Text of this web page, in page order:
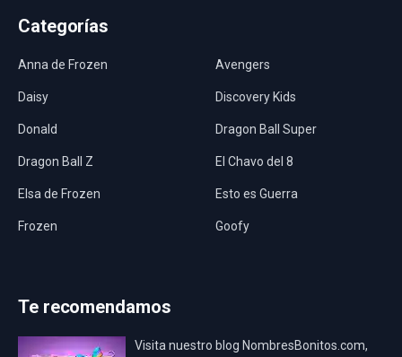
Categorías
Anna de Frozen Avengers
Daisy Discovery Kids
Donald Dragon Ball Super
Dragon Ball Z El Chavo del 8
Elsa de Frozen Esto es Guerra
Frozen Goofy
Te recomendamos
Visita nuestro blog NombresBonitos.com,